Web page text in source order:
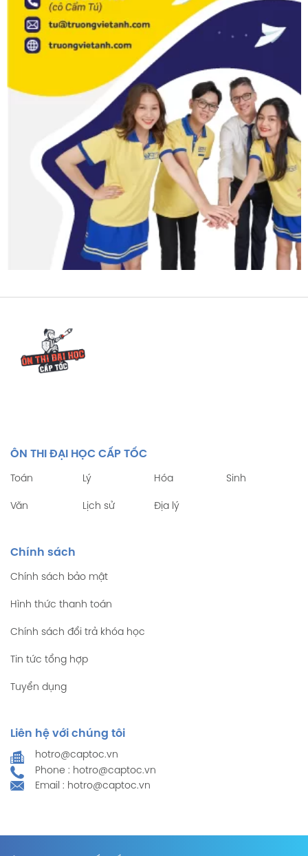
ÔN THI ĐẠI HỌC CẤP TỐC
Toán Lý Hóa Sinh
Văn Lịch sử Địa lý
Chính sách
Chính sách bảo mật
Hình thức thanh toán
Chính sách đổi trả khóa học
Tin tức tổng hợp
Tuyển dụng
Liên hệ với chúng tôi
hotro@captoc.vn
Phone : hotro@captoc.vn
Email : hotro@captoc.vn